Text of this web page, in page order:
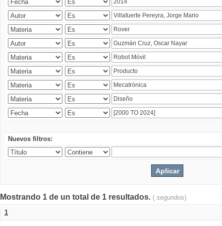
Nuevos filtros:
Mostrando 1 de un total de 1 resultados. ( segundos)
1